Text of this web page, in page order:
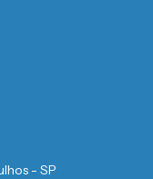
- SP